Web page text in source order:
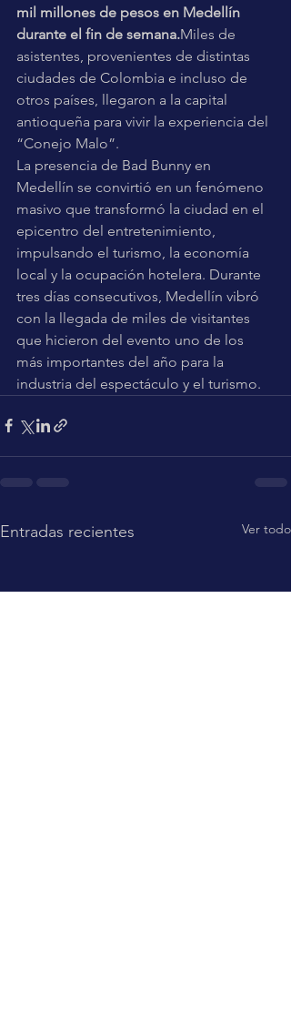
mil millones de pesos en Medellín
durante el fin de semana.Miles de
asistentes, provenientes de distintas
ciudades de Colombia e incluso de
otros países, llegaron a la capital
antioqueña para vivir la experiencia del
“Conejo Malo”.
La presencia de Bad Bunny en
Medellín se convirtió en un fenómeno
masivo que transformó la ciudad en el
epicentro del entretenimiento,
impulsando el turismo, la economía
local y la ocupación hotelera. Durante
tres días consecutivos, Medellín vibró
con la llegada de miles de visitantes
que hicieron del evento uno de los
más importantes del año para la
industria del espectáculo y el turismo.
Entradas recientes Ver todo